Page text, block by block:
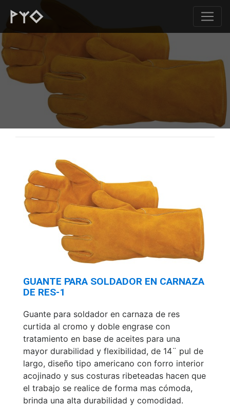
GUANTE PARA SOLDADOR EN CARNAZA
DE RES-1
Guante para soldador en carnaza de res
curtida al cromo y doble engrase con
tratamiento en base de aceites para una
mayor durabilidad y flexibilidad, de 14¨ pul de
largo, diseño tipo americano con forro interior
acojinado y sus costuras ribeteadas hacen que
el trabajo se realice de forma mas cómoda,
brinda una alta durabilidad y comodidad.